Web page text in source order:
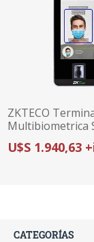
ZKTECO
Multibiometrica
V5L TD ZK
U$S 1.940,63
CATEGORÍAS